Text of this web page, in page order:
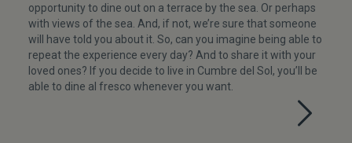
opportunity to dine out on a terrace by the sea. Or perhaps
with views of the sea. And, if not, we’re sure that someone
will have told you about it. So, can you imagine being able to
repeat the experience every day? And to share it with your
loved ones? If you decide to live in Cumbre del Sol, you’ll be
able to dine al fresco whenever you want.